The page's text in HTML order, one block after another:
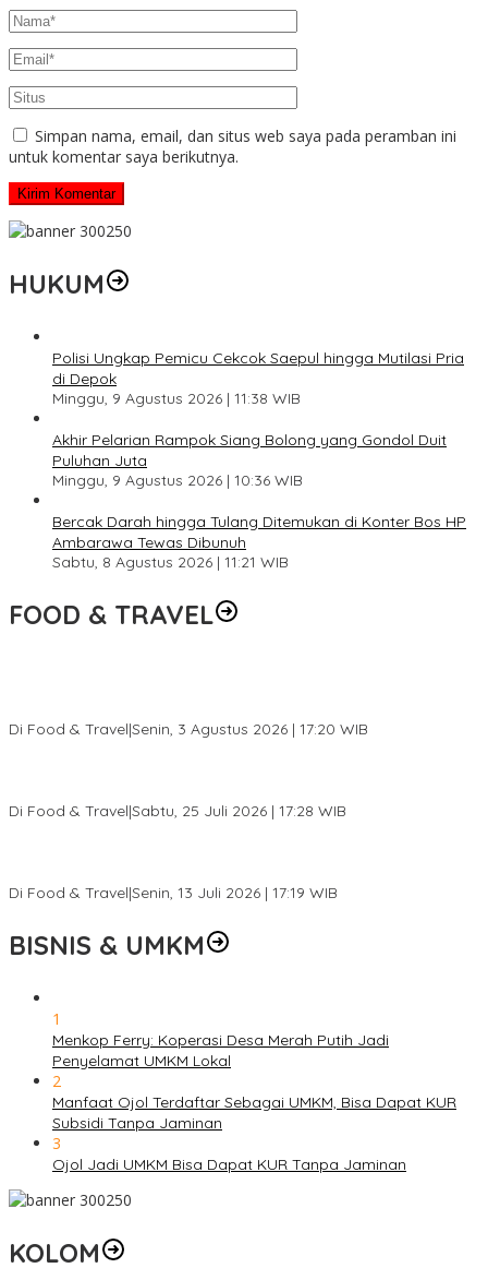
Simpan nama, email, dan situs web saya pada peramban ini
untuk komentar saya berikutnya.
HUKUM
Polisi Ungkap Pemicu Cekcok Saepul hingga Mutilasi Pria
di Depok
Minggu, 9 Agustus 2026 | 11:38 WIB
Akhir Pelarian Rampok Siang Bolong yang Gondol Duit
Puluhan Juta
Minggu, 9 Agustus 2026 | 10:36 WIB
Bercak Darah hingga Tulang Ditemukan di Konter Bos HP
Ambarawa Tewas Dibunuh
Sabtu, 8 Agustus 2026 | 11:21 WIB
FOOD & TRAVEL
Di Food & Travel|Senin, 3 Agustus 2026 | 17:20 WIB
Di Food & Travel|Sabtu, 25 Juli 2026 | 17:28 WIB
Di Food & Travel|Senin, 13 Juli 2026 | 17:19 WIB
BISNIS & UMKM
1
Menkop Ferry: Koperasi Desa Merah Putih Jadi
Penyelamat UMKM Lokal
2
Manfaat Ojol Terdaftar Sebagai UMKM, Bisa Dapat KUR
Subsidi Tanpa Jaminan
3
Ojol Jadi UMKM Bisa Dapat KUR Tanpa Jaminan
KOLOM